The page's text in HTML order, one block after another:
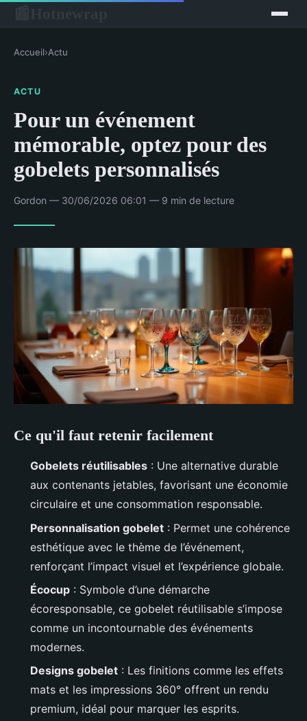
Accueil›Actu
ACTU
Pour un événement
mémorable, optez pour des
gobelets personnalisés
Gordon — 30/06/2026 06:01 — 9 min de lecture
Ce qu'il faut retenir facilement
Gobelets réutilisables : Une alternative durable
aux contenants jetables, favorisant une économie
circulaire et une consommation responsable.
Personnalisation gobelet : Permet une cohérence
esthétique avec le thème de l’événement,
renforçant l’impact visuel et l’expérience globale.
Écocup : Symbole d’une démarche
écoresponsable, ce gobelet réutilisable s’impose
comme un incontournable des événements
modernes.
Designs gobelet : Les finitions comme les effets
mats et les impressions 360° offrent un rendu
premium, idéal pour marquer les esprits.